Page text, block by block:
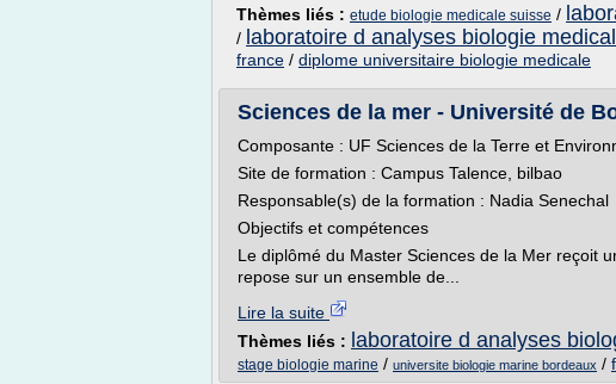
Thèmes liés : etude biologie medicale suisse /
/ laboratoire d analyses biologie
france / diplome universitaire biologie medicale
Sciences de la mer - Université de
Composante : UF Sciences de la Terre et
Site de formation : Campus Talence, bilbao
Responsable(s) de la formation : Nadia Senechal
Objectifs et compétences
Le diplômé du Master Sciences de la Mer reçoit
repose sur un ensemble de...
Lire la suite
Thèmes liés : laboratoire d analyses
stage biologie marine / universite biologie marine bordeaux /